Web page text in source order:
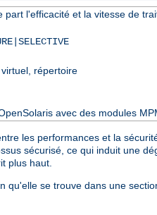
part l'efficacité et la vitesse de
répertoire
avec des modules
les performances et la
sécurisé, ce qui induit une
plus haut.
qu'elle se trouve dans une